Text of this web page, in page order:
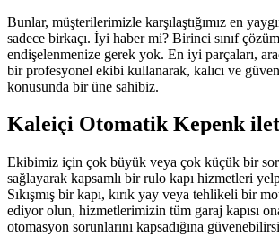
Bunlar, müşterilerimizle karşılaştığımız en
sadece birkaçı. İyi haber mi? Birinci sınıf
endişelenmenize gerek yok. En iyi parçaları,
bir profesyonel ekibi kullanarak, kalıcı ve
konusunda bir üne sahibiz.
Kaleiçi Otomatik Kepenk
Ekibimiz için çok büyük veya çok küçük bir
sağlayarak kapsamlı bir rulo kapı hizmetleri
Sıkışmış bir kapı, kırık yay veya tehlikeli bir
ediyor olun, hizmetlerimizin tüm garaj kapısı
otomasyon sorunlarını kapsadığına